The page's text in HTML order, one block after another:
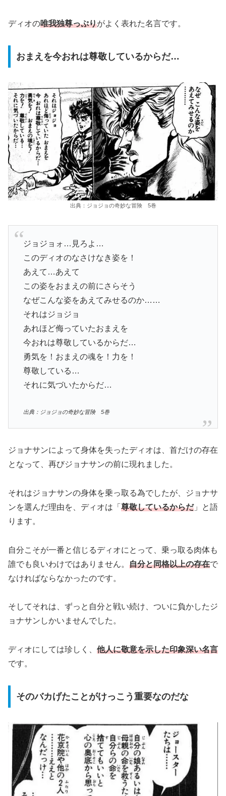
ディオの唯我独尊っぷりがよく表れた名言です。
おまえを今おれは尊敬しているからだ…
出典：ジョジョの奇妙な冒険 5巻
ジョジョォ…見ろよ…
このディオのなさけなき姿を！
あえて…あえて
この姿をおまえの前にさらそう
なぜこんな姿をあえてみせるのか……
それはジョジョ
あれほど侮っていたおまえを
今おれは尊敬しているからだ…
勇気を！おまえの魂を！力を！
尊敬している…
それに気づいたからだ…
出典：ジョジョの奇妙な冒険 5巻
ジョナサンによって身体を失ったディオは、首だけの存在
となって、再びジョナサンの前に現れました。
それはジョナサンの身体を乗っ取る為でしたが、ジョナサ
ンを選んだ理由を、ディオは「 尊敬しているからだ」と語
ります。
自分こそが一番と信じるディオにとって、乗っ取る肉体も
誰でも良いわけではありません。 自分と同格以上の存在で
なければならなかったのです。
そしてそれは、ずっと自分と戦い続け、ついに負かしたジ
ョナサンしかいませんでした。
ディオにしては珍しく、 他人に敬意を示した印象深い名言
です。
そのバカげたことがけっこう重要なのだな